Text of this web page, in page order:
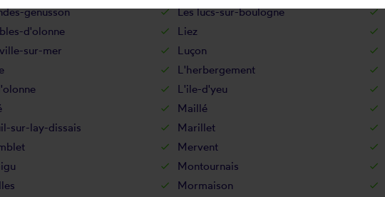
genusson Les lucs-sur-boulogne
d'olonne Liez
sur-mer Luçon
L'herbergement
L'ile-d'yeu
Maillé
sur-lay-dissais Marillet
Mervent
Montournais
Mormaison